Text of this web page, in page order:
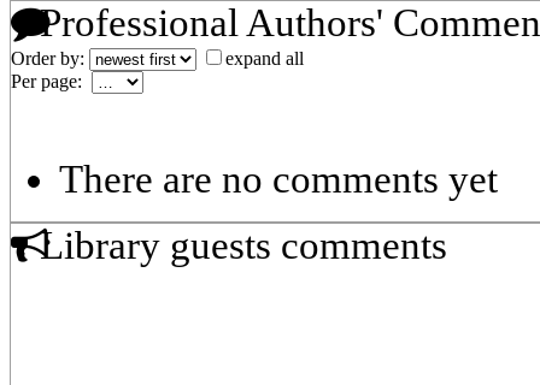
Professional Authors'
Order by:
expand all
Per page:
There are no comments yet
Library guests comments